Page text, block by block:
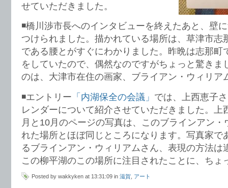
せていただきました。
◾️橋川渉市長へのインタビューを終えたあと、壁
つけられました。描かれている場所は、草津市志
である腰とがすぐにわかりました。昨晩は志那町
をしていたので、偶然なのですがちょっと驚きま
のは、大津市在住の画家、ブライアン・ウィリア
◾️エントリー 「内湖保全の会議」 では、上西恵子
レンダーについて紹介させていただきました。上
月と10月のページの写真は、このブラインアン
れた場所とほぼ同じところになります。写真家で
るブラインアン・ウィリアムさん、表現の方法は
この柳平湖のこの場所に注目されたことに、ちょ
Posted by wakkyken at 13:31:09 in 滋賀 アート